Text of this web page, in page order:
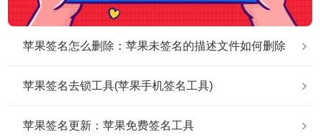
苹果签名怎么删除：苹果未签名的描述文件如何删除
苹果签名去锁工具(苹果手机签名工具)
苹果签名更新：苹果免费签名工具